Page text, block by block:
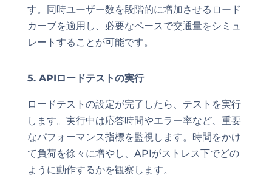
す。同時ユーザー数を段階的に増加させるロード
カーブを適用し、必要なペースで交通量をシミュ
レートすることが可能です。
5. APIロードテストの実行
ロードテストの設定が完了したら、テストを実行
します。実行中は応答時間やエラー率など、重要
なパフォーマンス指標を監視します。時間をかけ
て負荷を徐々に増やし、APIがストレス下でどの
ように動作するかを観察します。